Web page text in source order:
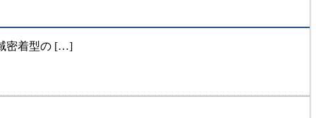
密着型の […]